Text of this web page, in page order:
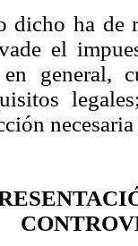
ha de
el
general,